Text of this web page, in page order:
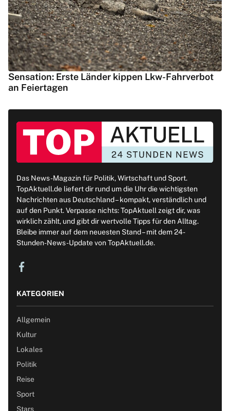
Sensation: Erste Länder kippen Lkw-Fahrverbot
an Feiertagen
Das News-Magazin für Politik, Wirtschaft und Sport.
TopAktuell.de liefert dir rund um die Uhr die wichtigsten
Nachrichten aus Deutschland – kompakt, verständlich und
auf den Punkt. Verpasse nichts: TopAktuell zeigt dir, was
wirklich zählt, und gibt dir wertvolle Tipps für den Alltag.
Bleibe immer auf dem neuesten Stand – mit dem 24-
Stunden-News-Update von TopAktuell.de.
KATEGORIEN
Allgemein
Kultur
Lokales
Politik
Reise
Sport
Stars